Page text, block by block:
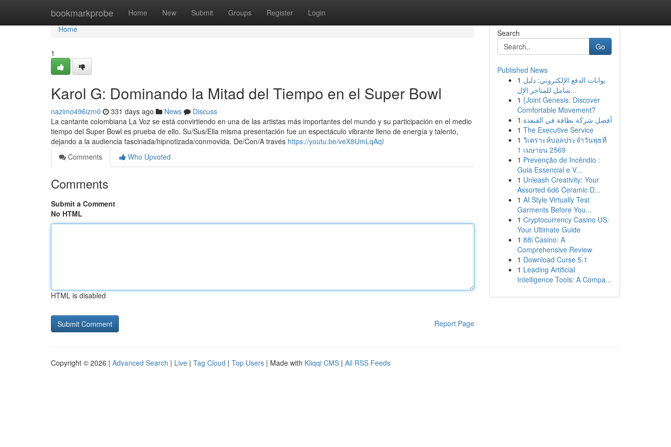
bookmarkprobe Home New Submit Groups Register Login
Home
Home
1
Karol G: Dominando la Mitad del Tiempo en el Super Bowl
nazimo496izm0 331 days ago News
Discuss
La cantante colombiana La Voz se está convirtiendo en una de las artistas más importantes del mundo y su participación en el medio
tiempo del Super Bowl es prueba de ello. Su/Sus/Ella misma presentación fue un espectáculo vibrante lleno de energía y talento,
dejando a la audiencia fascinada/hipnotizada/conmovida. De/Con/A través https://youtu.be/veX8UmLqAqI
Comments
Who Upvoted
Comments
Submit a Comment
No HTML
HTML is disabled
Report Page
Search
Go
Published News
1 بوابات الدفع الإلكتروني: دليل
شامل للمتاجر الإل...
1 {Joint Genesis: Discover
Comfortable Movement?
1 أفضل شركة نظافة في القنفذة
1 The Executive Service
1 วิเคราะห์บอลประจำวันพุธที่
1 เมษายน 2569
1 Prevenção de Incêndio :
Guia Essencial e V...
1 Unleash Creativity: Your
Assorted 6d6 Ceramic D...
1 AI Style Virtually Test
Garments Before You...
1 Cryptocurrency Casino US:
Your Ultimate Guide
1 88i Casino: A
Comprehensive Review
1 Download Curse 5.1
1 Leading Artificial
Intelligence Tools: A Compa...
Copyright © 2026 | Advanced Search | Live | Tag Cloud | Top Users | Made with Kliqqi CMS | All RSS Feeds